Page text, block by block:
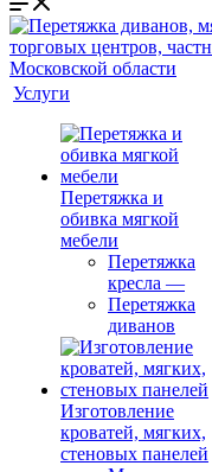
Услуги
Перетяжка и
обивка мягкой
мебели
Перетяжка
кресла —
Перетяжка
диванов
Изготовление
кроватей, мягких,
стеновых панелей